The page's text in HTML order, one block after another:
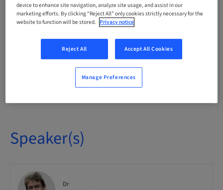
National
Course no.
Neodent_INIT_IMPLANTO_2_2025
5 available
Speaker(s)
Dr
device to enhance site navigation, analyze site usage, and assist in our
marketing efforts. By clicking “Reject All” only cookies strictly necessary for the
website to function will be stored. Privacy notice
Reject All Accept All Cookies
Manage Preferences